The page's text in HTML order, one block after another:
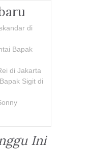
di
Bapak
di Jakarta
Sigit di
Ini